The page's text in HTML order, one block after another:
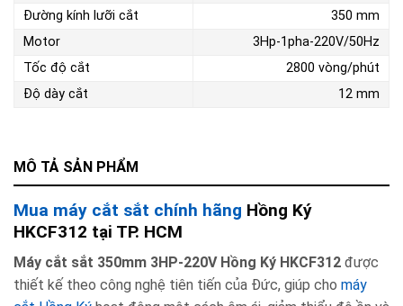
MÔ TẢ SẢN PHẨM
Mua máy cắt sắt chính hãng Hồng Ký
HKCF312 tại TP. HCM
Máy cắt sắt 350mm 3HP-220V Hồng Ký HKCF312 được
thiết kế theo công nghệ tiên tiến của Đức, giúp cho máy
Đường kính lưỡi cắt
350 mm
Motor
3Hp-1pha-220V/50Hz
Tốc độ cắt
2800 vòng/phút
Độ dày cắt
12 mm